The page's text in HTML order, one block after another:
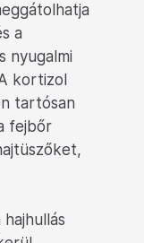
a
nyugalmi
kortizol
tartósan
fejbőr